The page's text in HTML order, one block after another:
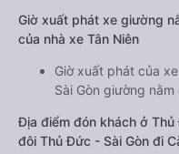
Giờ xuất phát xe giường
của nhà xe Tân Niên
Giờ xuất phát của
Sài Gòn giường
Địa điểm đón khách ở
đôi Thủ Đức - Sài Gòn đi